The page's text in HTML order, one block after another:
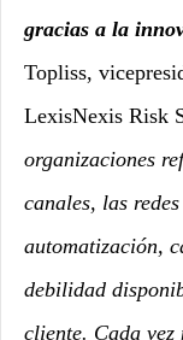
gracias a la
Topliss,
LexisNexis Risk
organizaciones
canales, las
automatización,
debilidad
cliente. Cada vez